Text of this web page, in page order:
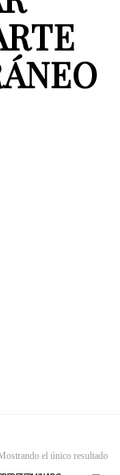
el único resultado